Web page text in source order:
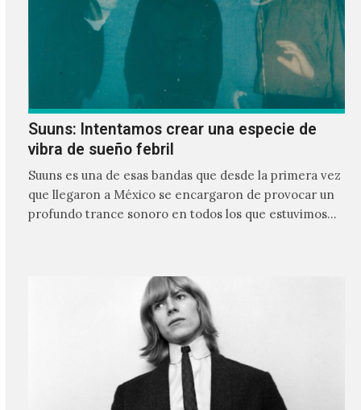
Suuns: Intentamos crear una especie de
vibra de sueño febril
Suuns es una de esas bandas que desde la primera vez
que llegaron a México se encargaron de provocar un
profundo trance sonoro en todos los que estuvimos